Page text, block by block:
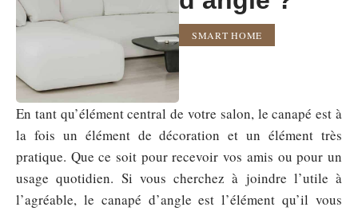
SMART HOME
En tant qu’élément central de votre salon, le canapé est à
la fois un élément de décoration et un élément très
pratique. Que ce soit pour recevoir vos amis ou pour un
usage quotidien. Si vous cherchez à joindre l’utile à
l’agréable, le canapé d’angle est l’élément qu’il vous